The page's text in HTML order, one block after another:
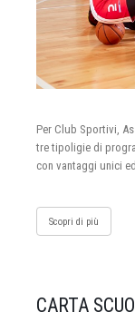
Per Club Sportivi,
tre tipoligie di
con vantaggi unici
Scopri di più
CARTA